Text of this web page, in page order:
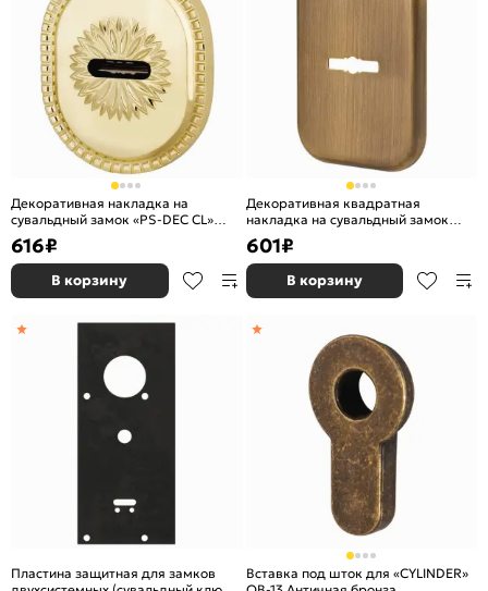
Декоративная накладка на
сувальдный замок «PS-DEC CL»
(ATC Protector 1) GP Золото
616₽
В корзину
Декоративная квадратная
накладка на сувальдный замок
«PS-DEC SQ» (ATC Protector 1) AB-
77 Бронза
601₽
В корзину
Пластина защитная для замков
Вставка под шток для «CYLINDER»